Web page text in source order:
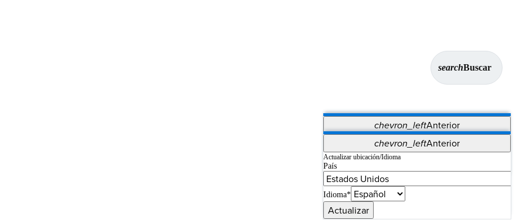
searchBuscar
chevron_leftAnterior
Vet Systems OrthoPedia Patient
Supplier Portal
Synergy Imaging & Resection
chevron_leftAnterior
Actualizar ubicación/Idioma
País
Idioma*
Actualizar